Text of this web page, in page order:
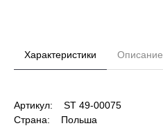
Характеристики Описание
Артикул: ST 49-00075
Страна: Польша